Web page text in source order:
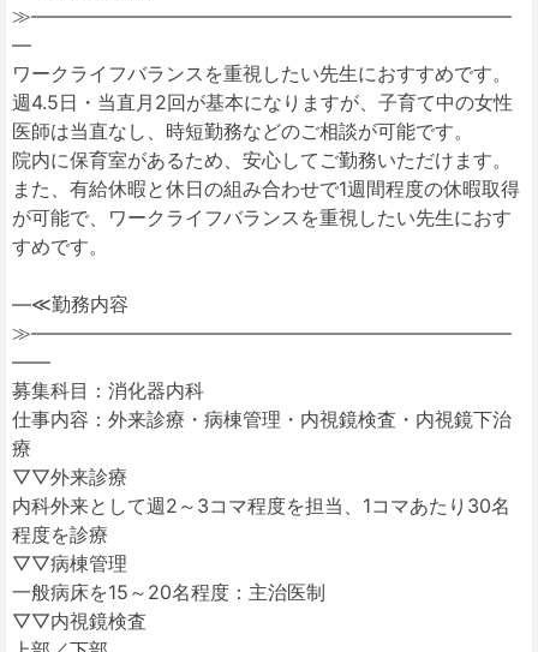
≫―――――――――――――――――――――――――
―
ワークライフバランスを重視したい先生におすすめです。
週4.5日・当直月2回が基本になりますが、子育て中の女性
医師は当直なし、時短勤務などのご相談が可能です。
院内に保育室があるため、安心してご勤務いただけます。
また、有給休暇と休日の組み合わせで1週間程度の休暇取得
が可能で、ワークライフバランスを重視したい先生におす
すめです。
―≪勤務内容
≫―――――――――――――――――――――――――
――
募集科目：消化器内科
仕事内容：外来診療・病棟管理・内視鏡検査・内視鏡下治
療
▽▽外来診療
内科外来として週2～3コマ程度を担当、1コマあたり30名
程度を診療
▽▽病棟管理
一般病床を15～20名程度：主治医制
▽▽内視鏡検査